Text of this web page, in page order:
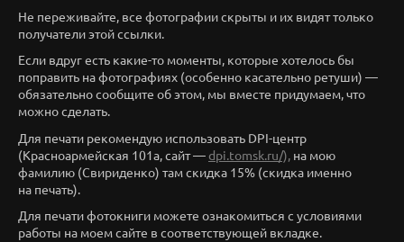
Не переживайте, все фотографии скрыты и их видят только
получатели этой ссылки.
Если вдруг есть какие-то моменты, которые хотелось бы
поправить на фотографиях (особенно касательно ретуши) —
обязательно сообщите об этом, мы вместе придумаем, что
можно сделать.
Для печати рекомендую использовать DPI-центр
(Красноармейская 101а, сайт —dpi.tomsk.ru/), на мою
фамилию (Свириденко) там скидка 15% (скидка именно
на печать).
Для печати фотокниги можете ознакомиться с условиями
работы на моем сайте в соответствующей вкладке.